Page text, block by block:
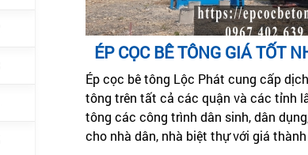
ÉP CỌC BÊ TÔNG GIÁ TỐT
Ép cọc bê tông Lộc Phát cung cấp
tông trên tất cả các quận và các tỉnh
tông các công trình dân sinh, dân
cho nhà dân, nhà biệt thự với giá